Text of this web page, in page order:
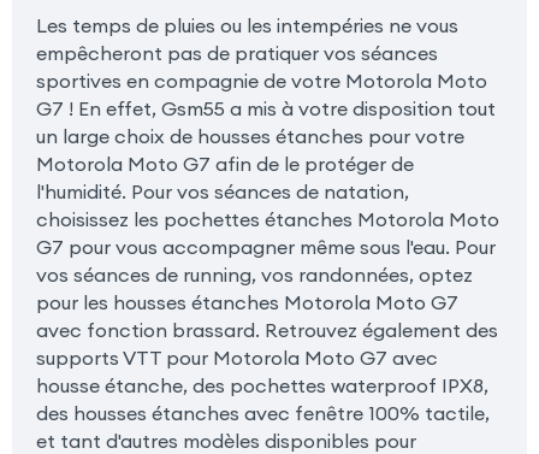
Les temps de pluies ou les intempéries ne vous
empêcheront pas de pratiquer vos séances
sportives en compagnie de votre Motorola Moto
G7 ! En effet, Gsm55 a mis à votre disposition tout
un large choix de housses étanches pour votre
Motorola Moto G7 afin de le protéger de
l'humidité. Pour vos séances de natation,
choisissez les pochettes étanches Motorola Moto
G7 pour vous accompagner même sous l'eau. Pour
vos séances de running, vos randonnées, optez
pour les housses étanches Motorola Moto G7
avec fonction brassard. Retrouvez également des
supports VTT pour Motorola Moto G7 avec
housse étanche, des pochettes waterproof IPX8,
des housses étanches avec fenêtre 100% tactile,
et tant d'autres modèles disponibles pour